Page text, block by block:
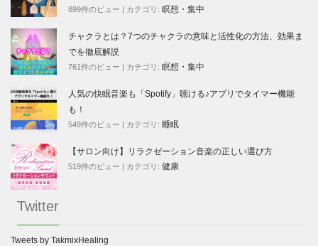
899件のビュー | カテゴリ: 瞑想・集中
チャクラとは？7つのチャクラの意味と活性化の方法、効果ま
でを徹底解説
761件のビュー | カテゴリ: 瞑想・集中
人気の快眠音楽も「Spotify」聴ける♪アプリでタイマー機能
も！
549件のビュー | カテゴリ: 睡眠
【サロン向け】リラクゼーション音楽の正しい選び方
519件のビュー | カテゴリ: 健康
Twitter
Tweets by TakmixHealing